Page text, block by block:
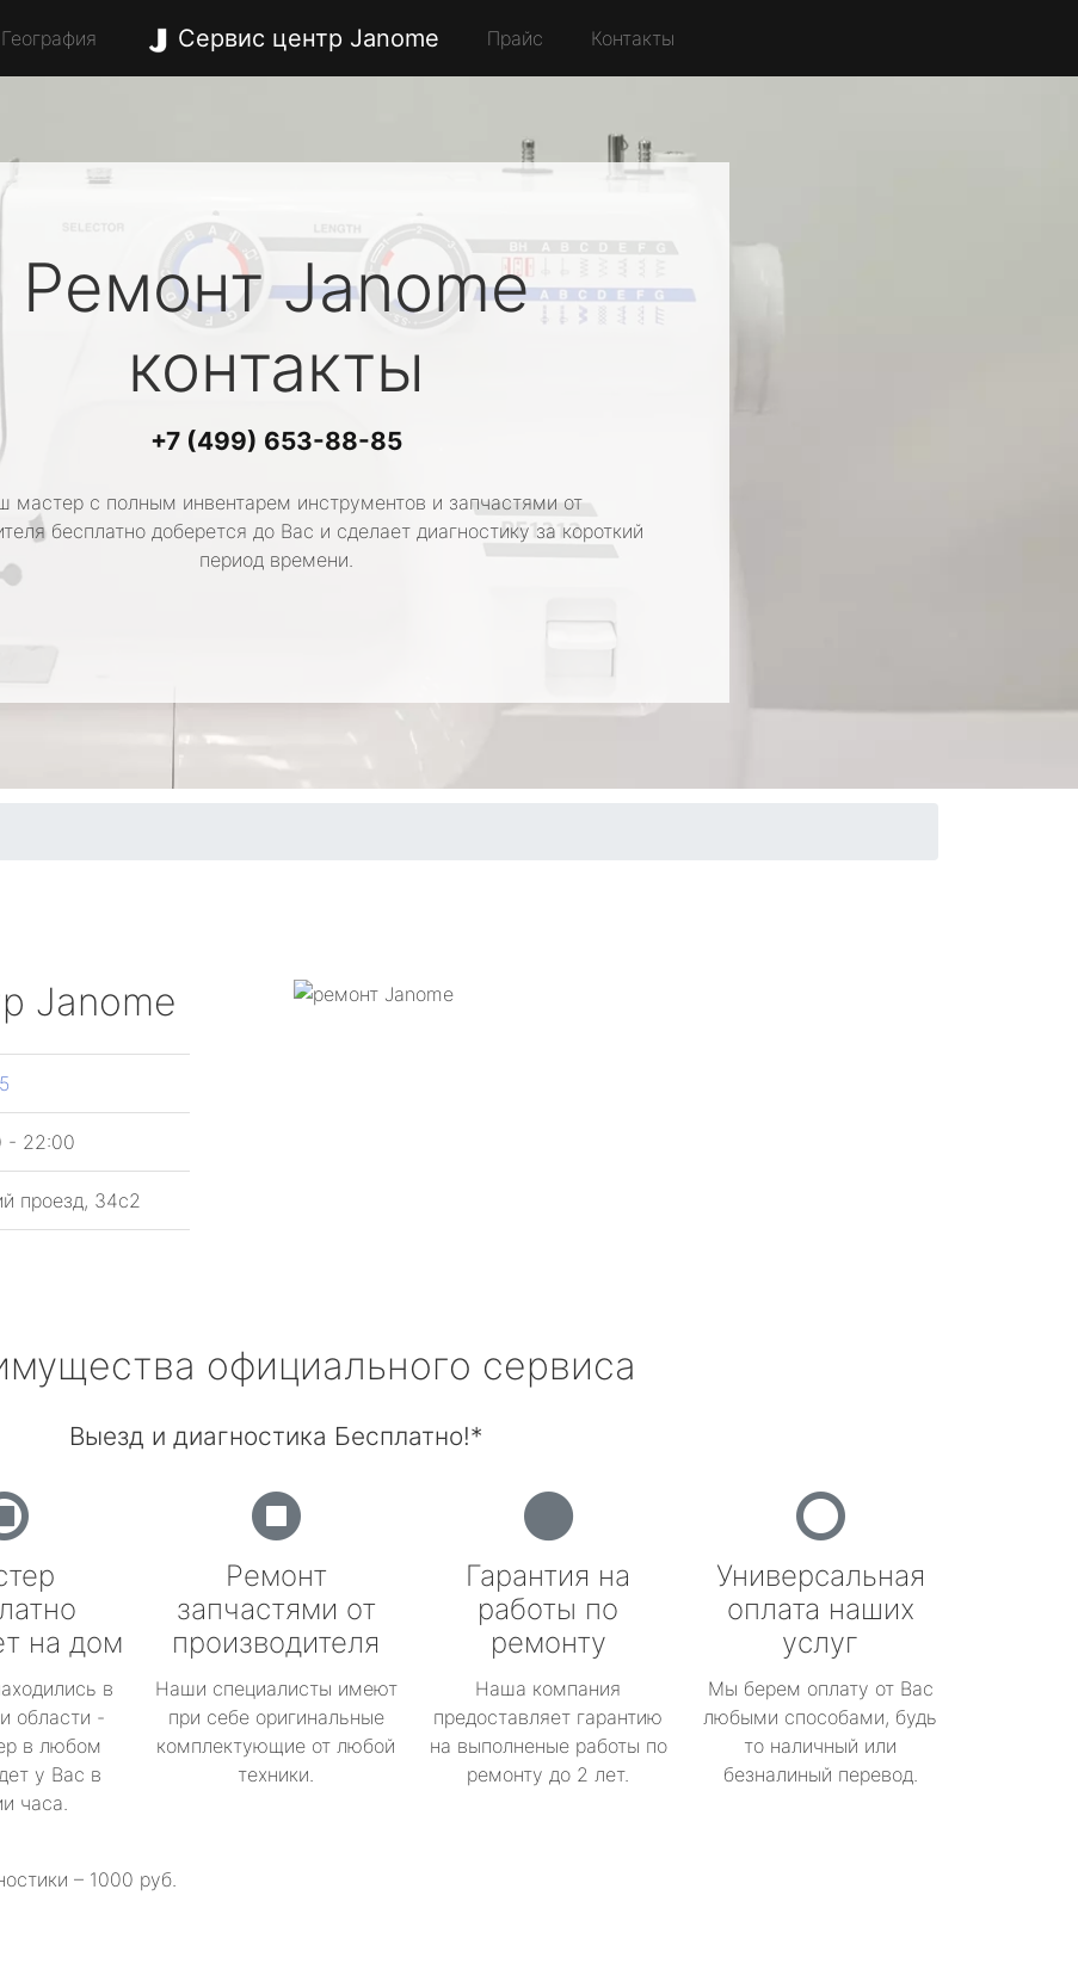
География Сервис центр Janome Прайс Контакты
РемонтJanome
контакты
+7 (499) 653-88-85
мастер с полным инвентарем инструментов и запчастями от
бесплатно доберется до Вас и сделает диагностику за короткий
период времени.
Janome
- 22:00
проезд, 34с2
официального сервиса
Выезд и диагностика Бесплатно!*
на дом
в
области -
в любом
у Вас в
часа.
Ремонт
запчастями от
производителя
Наши специалисты имеют
при себе оригинальные
комплектующие от любой
техники.
Гарантия на
работы по
ремонту
Наша компания
предоставляет гарантию
на выполненые работы по
ремонту до 2 лет.
Универсальная
оплата наших
услуг
Мы берем оплату от Вас
любыми способами, будь
то наличный или
безналиный перевод.
– 1000 руб.